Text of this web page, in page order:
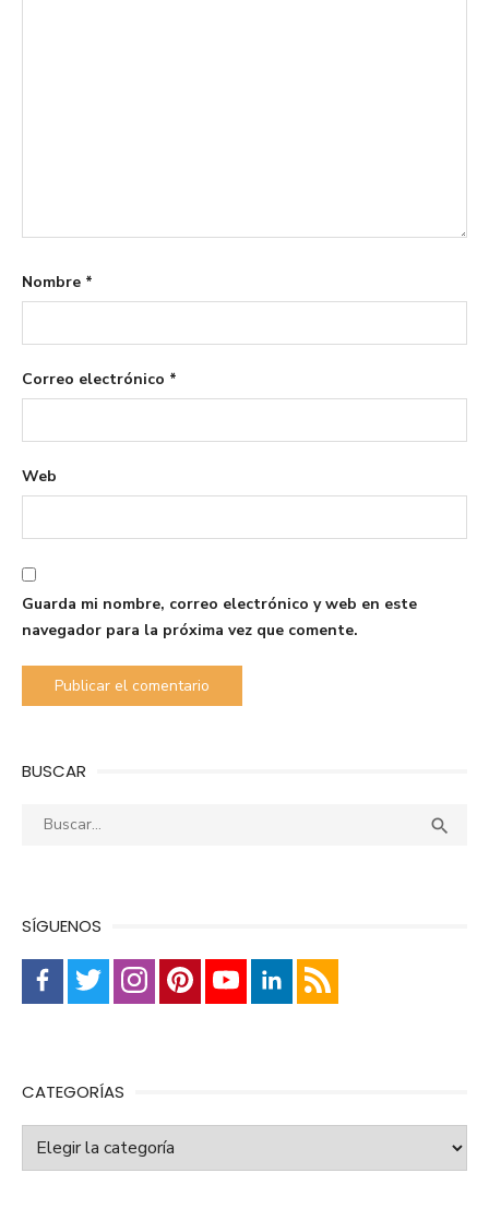
Nombre *
Correo electrónico *
Web
Guarda mi nombre, correo electrónico y web en este
navegador para la próxima vez que comente.
BUSCAR
Buscar: 
SÍGUENOS
CATEGORÍAS
Categorías